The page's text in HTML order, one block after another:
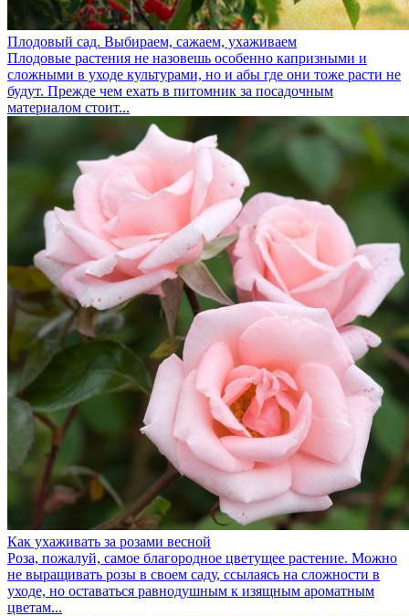
Плодовый сад. Выбираем, сажаем, ухаживаем
Плодовые растения не назовешь особенно капризными и
сложными в уходе культурами, но и абы где они тоже расти не
будут. Прежде чем ехать в питомник за посадочным
материалом стоит...
Как ухаживать за розами весной
Роза, пожалуй, самое благородное цветущее растение. Можно
не выращивать розы в своем саду, ссылаясь на сложности в
уходе, но оставаться равнодушным к изящным ароматным
цветам...